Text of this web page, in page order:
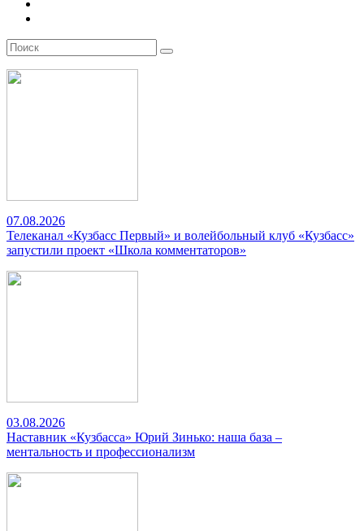
07.08.2026
Телеканал «Кузбасс Первый» и волейбольный клуб «Кузбасс»
запустили проект «Школа комментаторов»
03.08.2026
Наставник «Кузбасса» Юрий Зинько: наша база –
ментальность и профессионализм